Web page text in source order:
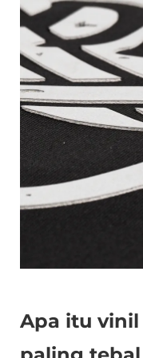
Apa itu